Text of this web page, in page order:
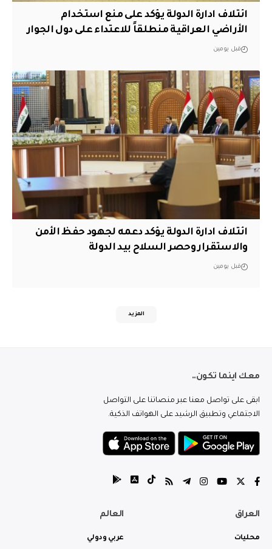
ائتلاف ادارة الدولة يؤكد على منع استخدام
الأراضي العراقية منطلقاً للاعتداء على دول الجوار
قبل يومين
ائتلاف ادارة الدولة يؤكد دعمه لجهود حفظ الأمن
والاستقرار وحصر السلاح بيد الدولة
قبل يومين
المزيد
معك اينما تكون..
ابقى على تواصل معنا عبر منصاتنا على التواصل
الاجتماعي وتطبيق الرشيد على الهواتف الذكية.
العراق
محليات
العالم
عربي ودولي